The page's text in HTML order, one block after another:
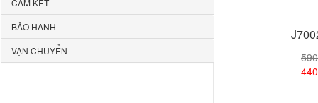
CAM KẾT
BẢO HÀNH
VẬN CHUYỂN